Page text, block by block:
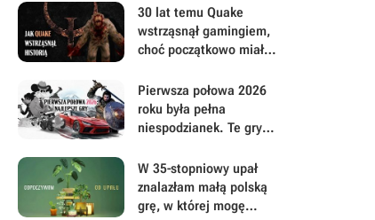
graczami
30 lat temu Quake
wstrząsnął gamingiem,
choć początkowo miał
Pierwsza połowa 2026
roku była pełna
niespodzianek. Te gry
uwagę i Wasz czas
W 35-stopniowy upał
znalazłam małą polską
grę, w której mogę